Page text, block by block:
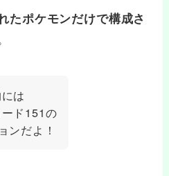
たポケモンだけで構成さ
は
ド151の
ンだよ！